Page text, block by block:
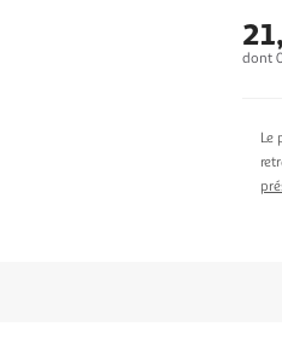
dont
Le